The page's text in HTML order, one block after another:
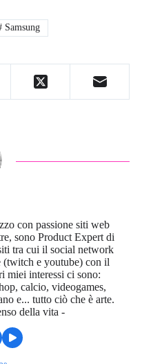
Samsung
con passione siti web
sono Product Expert di
tra cui il social network
e youtube) con il
miei interessi ci sono:
calcio, videogames,
e... tutto ciò che è arte.
della vita -